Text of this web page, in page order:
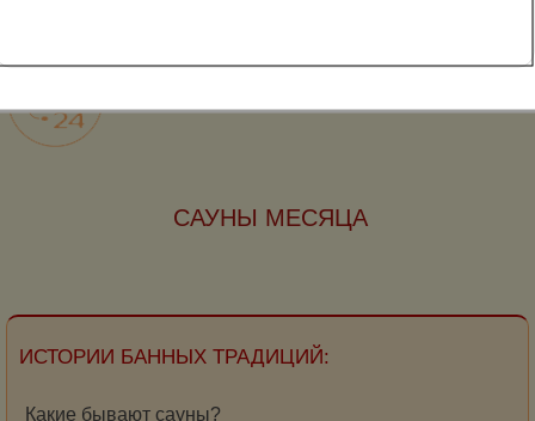
Появились вопросы?
САУНЫ МЕСЯЦА
ИСТОРИИ БАННЫХ ТРАДИЦИЙ:
Какие бывают сауны?